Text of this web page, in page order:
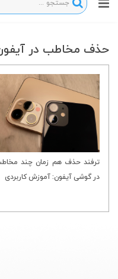
حذف مخاطب در
ترفند حذف هم زمان چند
در گوشی آیفون: آموزش کاربردی